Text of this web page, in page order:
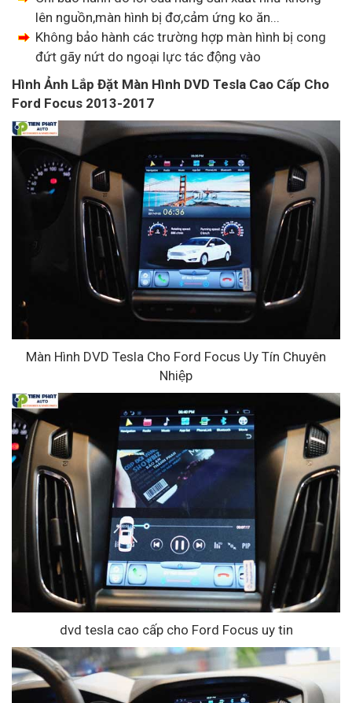
lên nguồn,màn hình bị đơ,cảm ứng ko ăn...
Không bảo hành các trường hợp màn hình bị cong
đứt gãy nứt do ngoại lực tác động vào
Hình Ảnh Lắp Đặt Màn Hình DVD Tesla Cao Cấp Cho
Ford Focus 2013-2017
Màn Hình DVD Tesla Cho Ford Focus Uy Tín Chuyên
Nhiệp
dvd tesla cao cấp cho Ford Focus uy tin